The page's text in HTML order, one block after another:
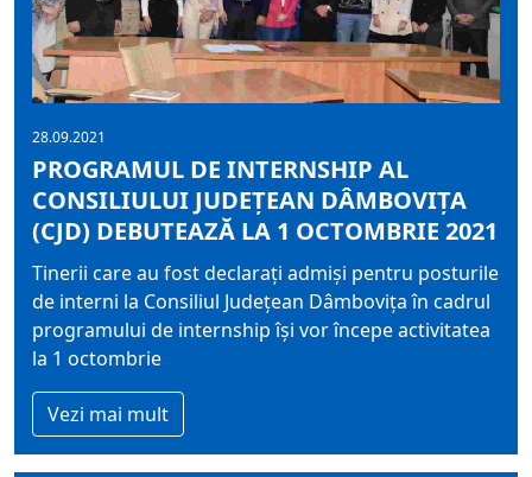
28.09.2021
PROGRAMUL DE INTERNSHIP AL
CONSILIULUI JUDEȚEAN DÂMBOVIȚA
(CJD) DEBUTEAZĂ LA 1 OCTOMBRIE 2021
Tinerii care au fost declarați admiși pentru posturile
de interni la Consiliul Județean Dâmbovița în cadrul
programului de internship își vor începe activitatea
la 1 octombrie
Vezi mai mult